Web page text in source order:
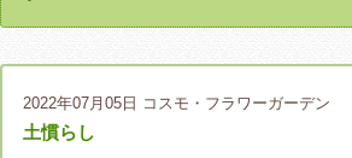
2022年07月05日 コスモ・フラワーガーデン
土慣らし